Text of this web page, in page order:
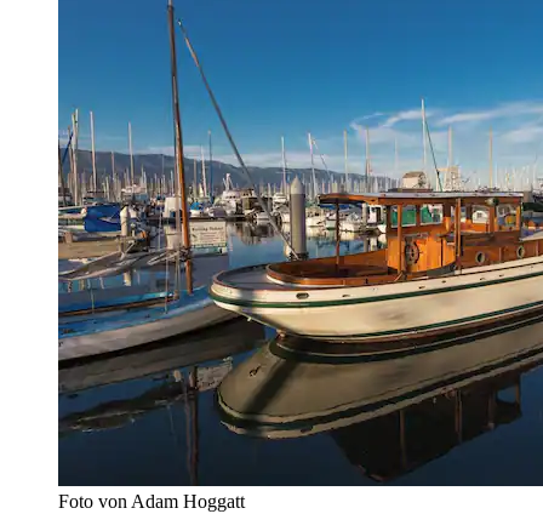
Foto von Adam Hoggatt